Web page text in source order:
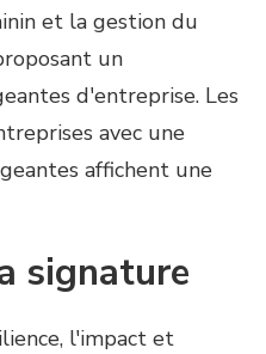
et la gestion du
un
d'entreprise. Les
avec une
affichent une
signature
l'impact et